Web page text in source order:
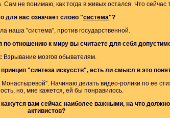
не понимаю, как тогда в живых остался. Что сейчас
для вас означает слово "система"?
наша "система", против государственной.
по отношению к миру вы считаете для себя
Взрывание мозгов обывателям.
"синтеза искусств", есть ли смысл в это
Начинаю делать видео-ролики по ее
но, мне кажется, ей бы понравилось.
вам сейчас наиболее важными, на что
активистов?